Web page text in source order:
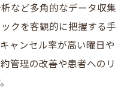
新リサーチ情報
サーチのトレンド
科リサーチ事例紹介
す運営改善策とは
など多角的なデータ収集
クを客観的に把握する手
ャンセル率が高い曜日や
管理の改善や患者へのリ